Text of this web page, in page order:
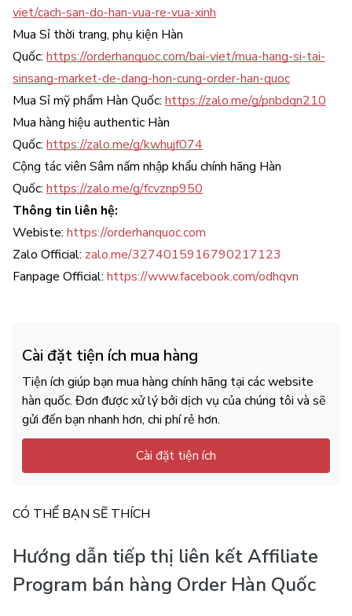
viet/cach-san-do-han-vua-re-vua-xinh
Mua Sỉ thời trang, phụ kiện Hàn
Quốc: https://orderhanquoc.com/bai-viet/mua-hang-si-tai-
sinsang-market-de-dang-hon-cung-order-han-quoc
Mua Sỉ mỹ phẩm Hàn Quốc: https://zalo.me/g/pnbdqn210
Mua hàng hiệu authentic Hàn
Quốc: https://zalo.me/g/kwhujf074
Cộng tác viên Sâm nấm nhập khẩu chính hãng Hàn
Quốc: https://zalo.me/g/fcvznp950
Thông tin liên hệ:
Webiste: https://orderhanquoc.com
Zalo Official: zalo.me/3274015916790217123
Fanpage Official: https://www.facebook.com/odhqvn
Cài đặt tiện ích mua hàng
Tiện ích giúp bạn mua hàng chính hãng tại các website
hàn quốc. Đơn được xử lý bởi dịch vụ của chúng tôi và sẽ
gửi đến bạn nhanh hơn, chi phí rẻ hơn.
Cài đặt tiện ích
CÓ THỂ BẠN SẼ THÍCH
Hướng dẫn tiếp thị liên kết Affiliate
Program bán hàng Order Hàn Quốc